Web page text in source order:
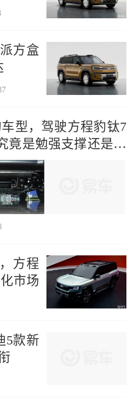
方盒
型，驾驶方程豹钛7
竟是勉强支撑还是游
方程
市场
5款新